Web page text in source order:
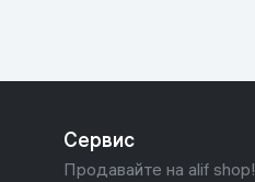
Сервис
Продавайте на alif shop!